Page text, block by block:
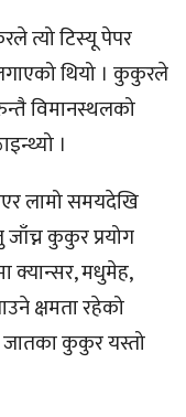
त्यो टिस्यू पेपर
थियो । कुकुरले
विमानस्थलको
।
लामो समयदेखि
कुकुर प्रयोग
क्यान्सर, मधुमेह,
क्षमता रहेको
जातका कुकुर यस्तो